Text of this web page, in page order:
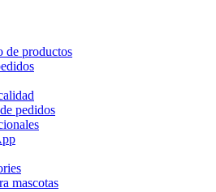
de productos
pedidos
mascotas